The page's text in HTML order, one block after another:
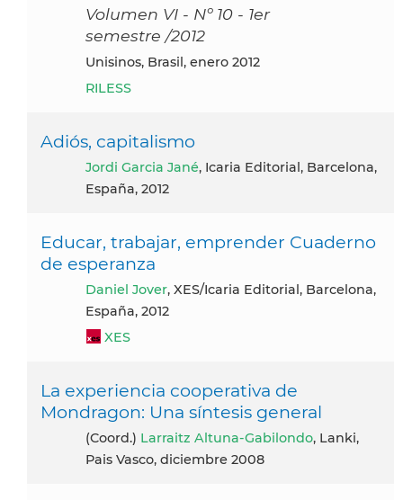
Volumen VI - Nº 10 - 1er
semestre /2012
Unisinos, Brasil, enero 2012
RILESS
Adiós, capitalismo
Jordi Garcia Jané, Icaria Editorial, Barcelona,
España, 2012
Educar, trabajar, emprender Cuaderno
de esperanza
Daniel Jover, XES/Icaria Editorial, Barcelona,
España, 2012
XES
La experiencia cooperativa de
Mondragon: Una síntesis general
(coord.) Larraitz Altuna-Gabilondo, Lanki,
Pais Vasco, diciembre 2008